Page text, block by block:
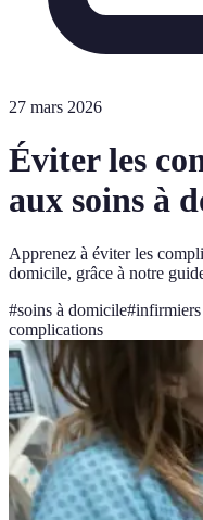
27 mars 2026
Éviter les
aux soins à
Apprenez à éviter les
domicile, grâce à notre
#soins à domicile#
complications